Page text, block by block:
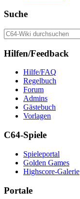
Suche
Hilfen/Feedback
Hilfe/FAQ
Regelbuch
Forum
Admins
Gästebuch
Vorlagen
C64-Spiele
Spieleportal
Golden Games
Highscore-Galerie
Portale